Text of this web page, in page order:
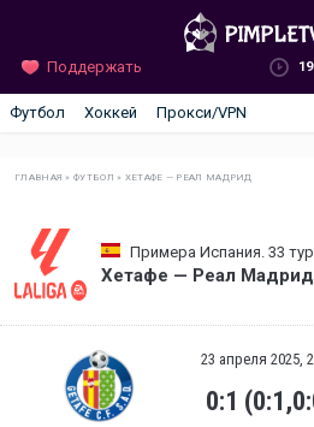
Поддержать
Футбол Хоккей Прокси/VPN
ГЛАВНАЯ »ФУТБОЛ » ХЕТАФЕ — РЕАЛ МАДРИД
Примера Испания. 33 тур
Хетафе — Реал
23 апреля 2025,
0:1